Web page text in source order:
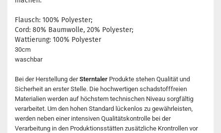
Flausch: 100% Polyester;
Cord: 80% Baumwolle, 20% Polyester;
Wattierung: 100% Polyester
30cm
waschbar
Bei der Herstellung der Sterntaler Produkte stehen Qualität und
Sicherheit an erster Stelle. Die hochwertigen schadstofffreien
Materialien werden auf höchstem technischen Niveau sorgfältig
verarbeitet. Um den hohen Standard lückenlos zu gewährleisten,
werden neben einer intensiven Qualitätskontrolle bei der
Verarbeitung in den Produktionsstätten zusätzliche Krontrollen vor